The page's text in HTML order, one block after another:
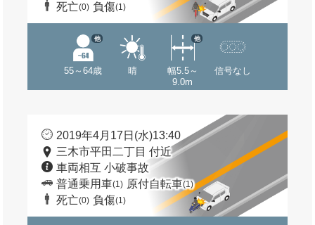
死亡(0) 負傷(1)
55～64歳
他
晴
幅5.5～
9.0m
他
信号なし
2019年4月17日(水)13:40
三木市平田二丁目 付近
車両相互 小破事故
普通乗用車(1) 原付自転車(1)
死亡(0) 負傷(1)